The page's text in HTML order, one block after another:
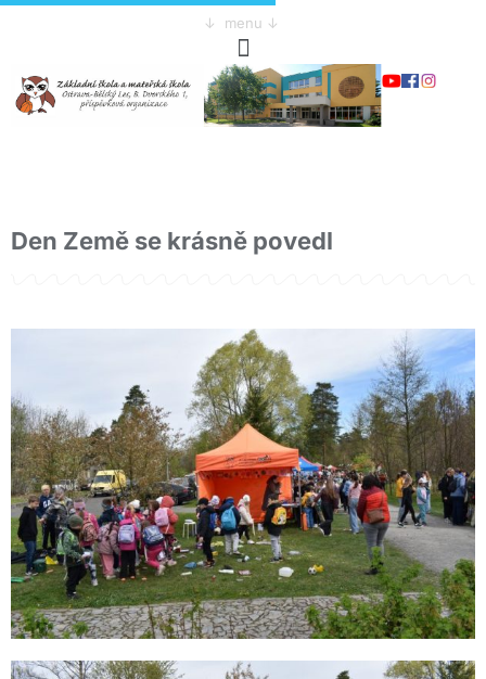
↓ menu ↓
Den Země se krásně povedl